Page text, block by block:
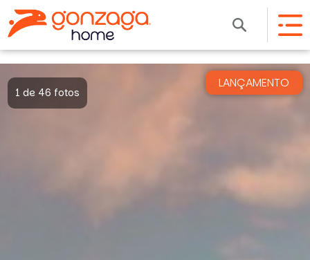
LANÇAMENTO
1 de 46 fotos